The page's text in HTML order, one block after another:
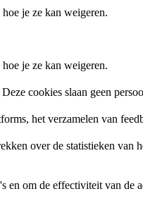
je ze kan weigeren.
je ze kan weigeren.
cookies slaan geen
het verzamelen van
over de statistieken van
en om de effectiviteit van de